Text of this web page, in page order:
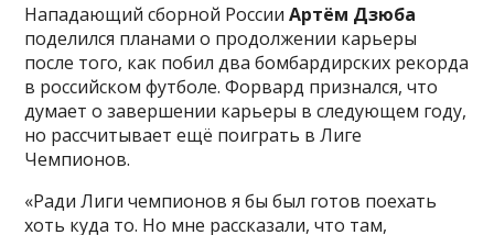
Нападающий сборной РоссииАртём Дзюба
поделился планами о продолжении карьеры
после того, как побил два бомбардирских рекорда
в российском футболе. Форвард признался, что
думает о завершении карьеры в следующем году,
но рассчитывает ещё поиграть в Лиге
Чемпионов.
«Ради Лиги чемпионов я бы был готов поехать
хоть куда то. Но мне рассказали, что там,